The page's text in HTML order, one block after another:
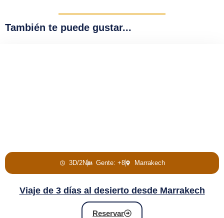
También te puede gustar...
3D/2N Gente: +8 Marrakech
Viaje de 3 días al desierto desde Marrakech
Reservar